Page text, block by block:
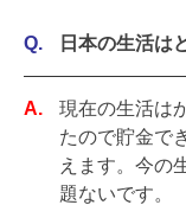
日本の生活は
現在の生活は
たので貯金で
えます。今の
題ないです。